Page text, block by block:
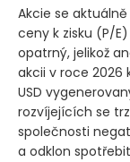
Akcie se
ceny k zisku (P/E)
opatrný, jelikož
akcii v roce 2026
USD
rozvíjejících se
společnosti
a odklon